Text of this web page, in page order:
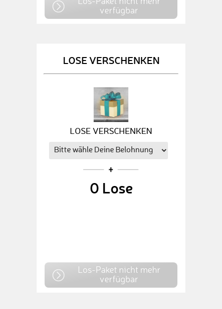
verfügbar
LOSE VERSCHENKEN
LOSE VERSCHENKEN
0 Lose
Los-Paket nicht mehr
verfügbar